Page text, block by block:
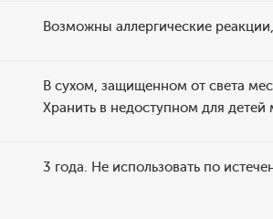
Возможны аллергические
В сухом, защищенном от света
Хранить в недоступном для детей
3 года. Не использовать по